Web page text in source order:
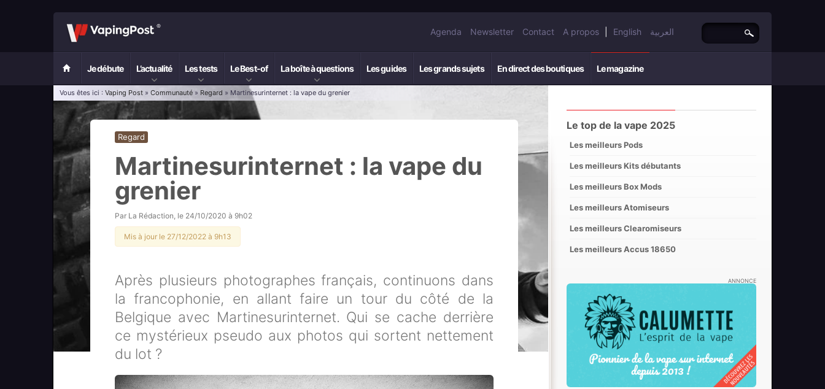
Agenda Newsletter Contact A propos English العربية
Je débute L’actualité Les tests Le Best-of La boîte à questions Les guides Les grands sujets En direct des boutiques Le magazine
Vous êtes ici : Vaping Post » Communauté » Regard » Martinesurinternet : la vape du grenier
Regard
Martinesurinternet : la vape du
grenier
Par La Rédaction, le 24/10/2020 à 9h02
Mis à jour le 27/12/2022 à 9h13
Après plusieurs photographes français, continuons dans
la francophonie, en allant faire un tour du côté de la
Belgique avec Martinesurinternet. Qui se cache derrière
ce mystérieux pseudo aux photos qui sortent nettement
du lot ?
Le top de la vape 2025
Les meilleurs Pods
Les meilleurs Kits débutants
Les meilleurs Box Mods
Les meilleurs Atomiseurs
Les meilleurs Clearomiseurs
Les meilleurs Accus 18650
ANNONCE